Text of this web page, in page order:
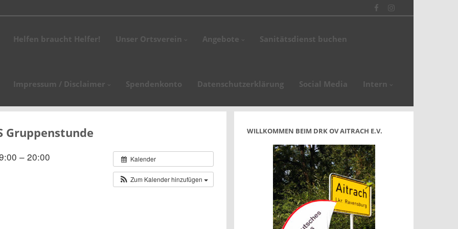
findet am 15. September 2026 statt.
FacebookInstagram
Helfen braucht Helfer! Unser Ortsverein Angebote Sanitätsdienst buchen
Impressum / Disclaimer Spendenkonto Datenschutzerklärung Social Media Intern
Gruppenstunde
Kalender
Zum Kalender hinzufügen
– 20:00
WILLKOMMEN BEIM DRK OV AITRACH E.V.